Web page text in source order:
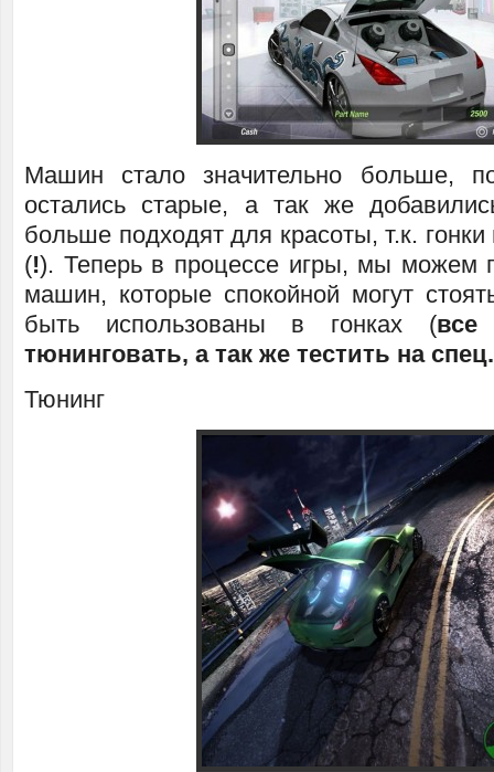
Машин стало значительно больше,
остались старые, а так же
больше подходят для красоты, т.к.
(!). Теперь в процессе игры, мы можем
машин, которые спокойной могут
быть использованы в гонках (
тюнинговать, а так же тестить на
Тюнинг